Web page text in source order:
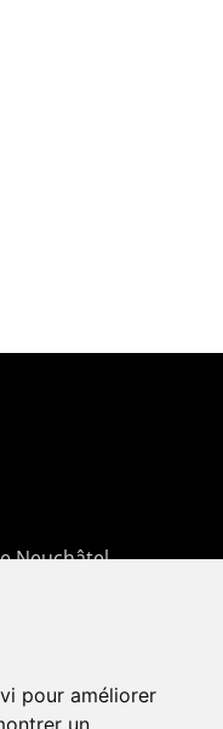
pour améliorer
un
Neuchâtel